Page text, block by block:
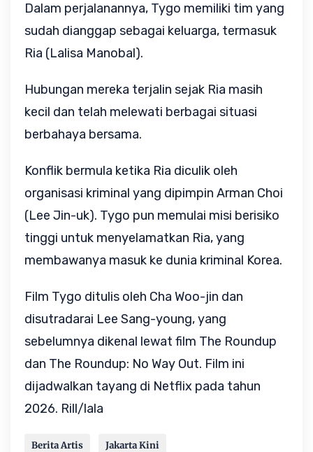
Dalam perjalanannya, Tygo memiliki tim yang
sudah dianggap sebagai keluarga, termasuk
Ria (Lalisa Manobal).
Hubungan mereka terjalin sejak Ria masih
kecil dan telah melewati berbagai situasi
berbahaya bersama.
Konflik bermula ketika Ria diculik oleh
organisasi kriminal yang dipimpin Arman Choi
(Lee Jin-uk). Tygo pun memulai misi berisiko
tinggi untuk menyelamatkan Ria, yang
membawanya masuk ke dunia kriminal Korea.
Film Tygo ditulis oleh Cha Woo-jin dan
disutradarai Lee Sang-young, yang
sebelumnya dikenal lewat film The Roundup
dan The Roundup: No Way Out. Film ini
dijadwalkan tayang di Netflix pada tahun
2026. Rill/lala
Berita Artis Jakarta Kini